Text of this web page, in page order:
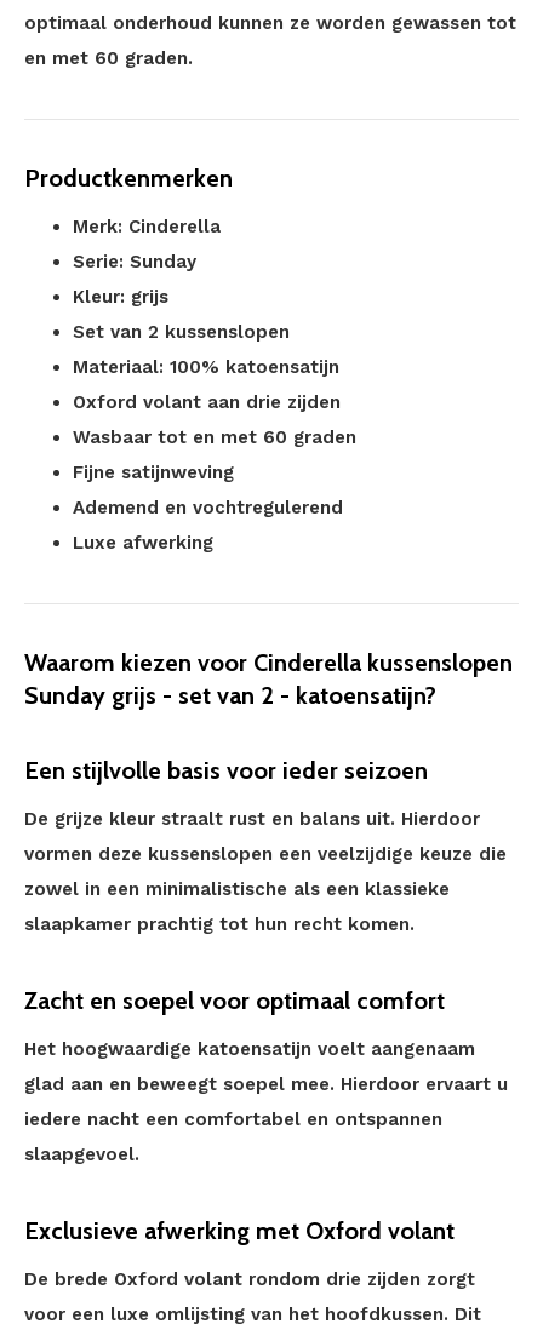
optimaal onderhoud kunnen ze worden gewassen tot
en met 60 graden.
Productkenmerken
Merk: Cinderella
Serie: Sunday
Kleur: grijs
Set van 2 kussenslopen
Materiaal: 100% katoensatijn
Oxford volant aan drie zijden
Wasbaar tot en met 60 graden
Fijne satijnweving
Ademend en vochtregulerend
Luxe afwerking
Waarom kiezen voor Cinderella kussenslopen
Sunday grijs - set van 2 - katoensatijn?
Een stijlvolle basis voor ieder seizoen
De grijze kleur straalt rust en balans uit. Hierdoor
vormen deze kussenslopen een veelzijdige keuze die
zowel in een minimalistische als een klassieke
slaapkamer prachtig tot hun recht komen.
Zacht en soepel voor optimaal comfort
Het hoogwaardige katoensatijn voelt aangenaam
glad aan en beweegt soepel mee. Hierdoor ervaart u
iedere nacht een comfortabel en ontspannen
slaapgevoel.
Exclusieve afwerking met Oxford volant
De brede Oxford volant rondom drie zijden zorgt
voor een luxe omlijsting van het hoofdkussen. Dit